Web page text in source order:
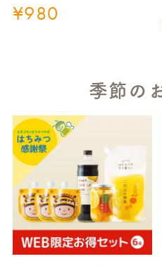
¥980
季節の